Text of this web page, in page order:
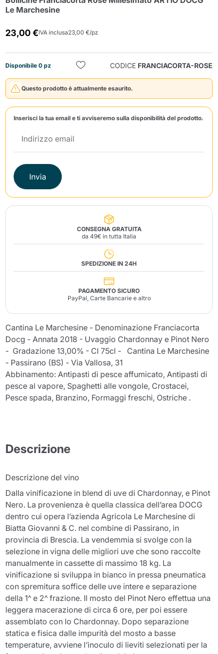
Le Marchesine
23,00 €IVA inclusa23,00 €/pz
Disponibile 0 pz CODICE FRANCIACORTA-ROSE
Questo prodotto è attualmente esaurito.
Inserisci la tua email e ti avviseremo sulla disponibilità del prodotto.
Invia
CONSEGNA GRATUITA
da 49€ in tutta Italia
SPEDIZIONE IN 24H
PAGAMENTO SICURO
PayPal, Carte Bancarie e altro
Cantina Le Marchesine - Denominazione Franciacorta
Docg - Annata 2018 - Uvaggio Chardonnay e Pinot Nero
- Gradazione 13,00% - Cl 75cl - Cantina Le Marchesine
- Passirano (BS) - Via Vallosa, 31
Abbinamento: Antipasti di pesce affumicato, Antipasti di
pesce al vapore, Spaghetti alle vongole, Crostacei,
Pesce spada, Branzino, Formaggi freschi, Ostriche .
Descrizione
Descrizione del vino
Dalla vinificazione in blend di uve di Chardonnay, e Pinot
Nero. La provenienza è quella classica dell’area DOCG
dentro cui opera l’azienda Agricola Le Marchesine di
Biatta Giovanni & C. nel combine di Passirano, in
provincia di Brescia. La vendemmia si svolge con la
selezione in vigna delle migliori uve che sono raccolte
manualmente in cassette di massimo 18 kg. La
vinificazione si sviluppa in bianco in pressa pneumatica
con spremitura soffice delle uve intere e separazione
della 1^ e 2^ frazione. Il mosto del Pinot Nero effettua una
leggera macerazione di circa 6 ore, per poi essere
assemblato con lo Chardonnay. Dopo separazione
statica e fisica dalle impurità del mosto a basse
temperature, avviene l’inoculo di lieviti selezionati per la
Invia